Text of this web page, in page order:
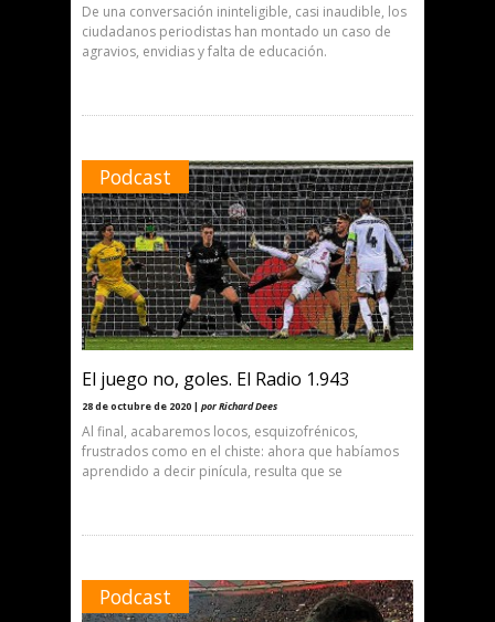
De una conversación ininteligible, casi inaudible, los
ciudadanos periodistas han montado un caso de
agravios, envidias y falta de educación.
Podcast
El juego no, goles. El Radio 1.943
28 de octubre de 2020 | por Richard Dees
Al final, acabaremos locos, esquizofrénicos,
frustrados como en el chiste: ahora que habíamos
aprendido a decir pinícula, resulta que se
Podcast